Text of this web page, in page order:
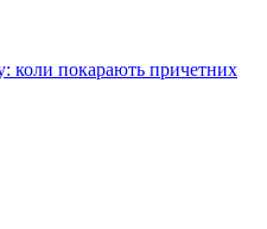
коли покарають причетних